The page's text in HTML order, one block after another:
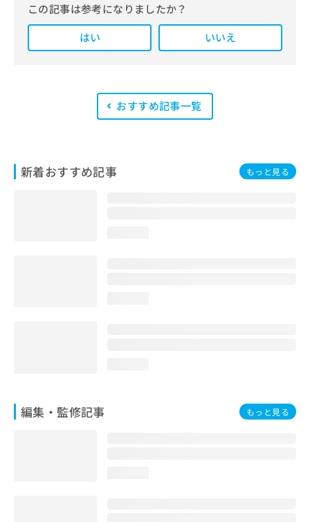
また、医療広告ガイドラインに準拠し
た編集体制を整えており、編集部内に
は、一般社団法人薬機法医療法規格協
います。
この記事は参考になりましたか？
はい
いいえ
おすすめ記事一覧
新着おすすめ記事 もっと見る
編集・監修記事 もっと見る